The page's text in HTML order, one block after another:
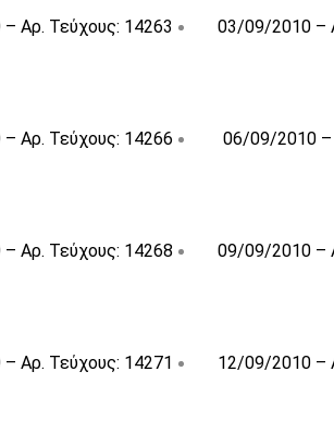
Αρ. Τεύχους: 14263 03/09/2010 –
Αρ. Τεύχους: 14266 06/09/2010 –
Αρ. Τεύχους: 14268 09/09/2010 –
Αρ. Τεύχους: 14271 12/09/2010 –